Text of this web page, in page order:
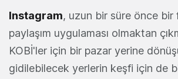
Instagram, uzun bir süre önce
paylaşım uygulaması olmaktan
KOBİ'ler için bir pazar yerine
gidilebilecek yerlerin keşfi için de